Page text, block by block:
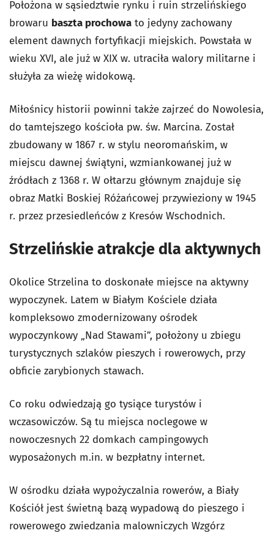
Położona w sąsiedztwie rynku i ruin strzelińskiego
browaru baszta prochowa to jedyny zachowany
element dawnych fortyfikacji miejskich. Powstała w
wieku XVI, ale już w XIX w. utraciła walory militarne i
służyła za wieżę widokową.
Miłośnicy historii powinni także zajrzeć do Nowolesia,
do tamtejszego kościoła pw. św. Marcina. Został
zbudowany w 1867 r. w stylu neoromańskim, w
miejscu dawnej świątyni, wzmiankowanej już w
źródłach z 1368 r. W ołtarzu głównym znajduje się
obraz Matki Boskiej Różańcowej przywieziony w 1945
r. przez przesiedleńców z Kresów Wschodnich.
Strzelińskie atrakcje dla aktywnych
Okolice Strzelina to doskonałe miejsce na aktywny
wypoczynek. Latem w Białym Kościele działa
kompleksowo zmodernizowany ośrodek
wypoczynkowy „Nad Stawami”, położony u zbiegu
turystycznych szlaków pieszych i rowerowych, przy
obficie zarybionych stawach.
Co roku odwiedzają go tysiące turystów i
wczasowiczów. Są tu miejsca noclegowe w
nowoczesnych 22 domkach campingowych
wyposażonych m.in. w bezpłatny internet.
W ośrodku działa wypożyczalnia rowerów, a Biały
Kościół jest świetną bazą wypadową do pieszego i
rowerowego zwiedzania malowniczych Wzgórz